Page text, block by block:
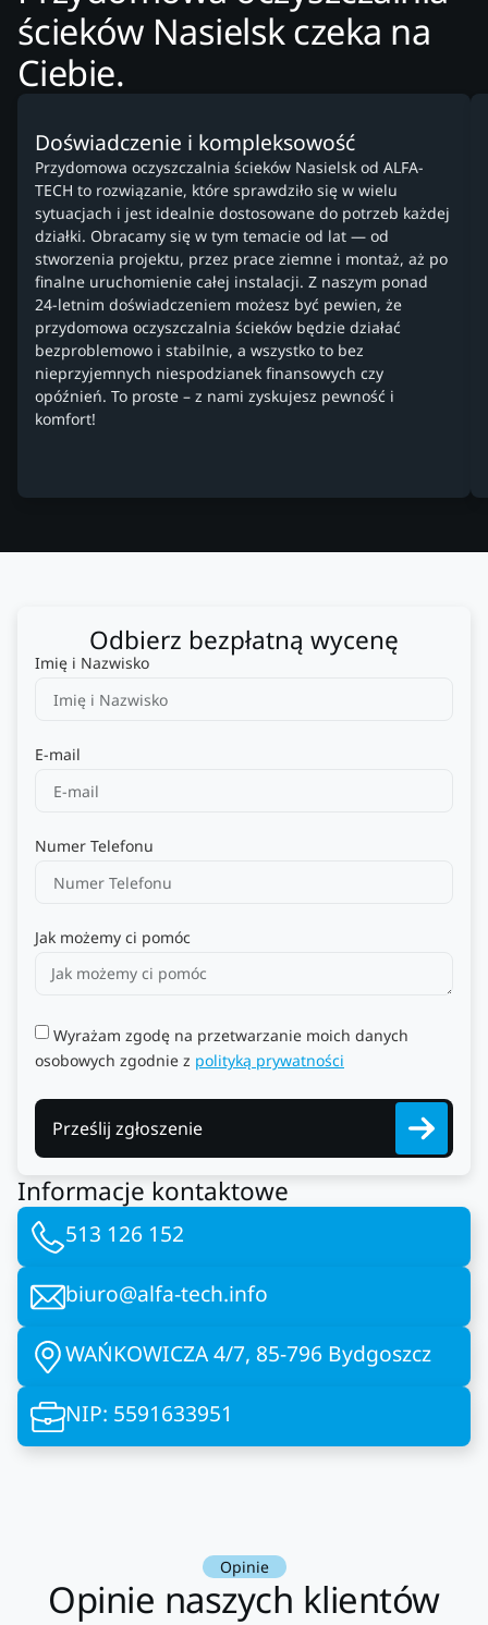
ścieków Nasielsk czeka na
Ciebie.
Doświadczenie i kompleksowość
Przydomowa oczyszczalnia ścieków Nasielsk od ALFA-
TECH to rozwiązanie, które sprawdziło się w wielu
sytuacjach i jest idealnie dostosowane do potrzeb każdej
działki. Obracamy się w tym temacie od lat — od
stworzenia projektu, przez prace ziemne i montaż, aż po
finalne uruchomienie całej instalacji. Z naszym ponad
24-letnim doświadczeniem możesz być pewien, że
przydomowa oczyszczalnia ścieków będzie działać
bezproblemowo i stabilnie, a wszystko to bez
nieprzyjemnych niespodzianek finansowych czy
opóźnień. To proste – z nami zyskujesz pewność i
komfort!
Odbierz bezpłatną wycenę
Imię i Nazwisko
E-mail
Numer Telefonu
Jak możemy ci pomóc
Wyrażam zgodę na przetwarzanie moich danych
osobowych zgodnie z polityką prywatności
Prześlij zgłoszenie
Informacje kontaktowe
513 126 152
biuro@alfa-tech.info
WAŃKOWICZA 4/7, 85-796 Bydgoszcz
NIP: 5591633951
Opinie
Opinie naszych klientów